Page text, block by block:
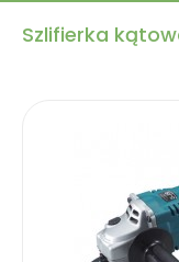
Szlifierka